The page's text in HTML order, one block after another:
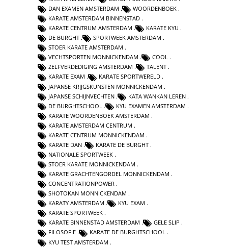
DAN EXAMEN AMSTERDAM
WOORDENBOEK
KARATE AMSTERDAM BINNENSTAD
KARATE CENTRUM AMSTERDAM
KARATE KYU
DE BURGHT
SPORTWEEK AMSTERDAM
STOER KARATE AMSTERDAM
VECHTSPORTEN MONNICKENDAM
COOL
ZELFVERDEDIGING AMSTERDAM
TALENT
KARATE EXAM
KARATE SPORTWERELD
JAPANSE KRIJGSKUNSTEN MONNICKENDAM
JAPANSE SCHIJNVECHTEN
KATA WANKAN LEREN
DE BURGHTSCHOOL
KYU EXAMEN AMSTERDAM
KARATE WOORDENBOEK AMSTERDAM
KARATE AMSTERDAM CENTRUM
KARATE CENTRUM MONNICKENDAM
KARATE DAN
KARATE DE BURGHT
NATIONALE SPORTWEEK
STOER KARATE MONNICKENDAM
KARATE GRACHTENGORDEL MONNICKENDAM
CONCENTRATIONPOWER
SHOTOKAN MONNICKENDAM
KARATY AMSTERDAM
KYU EXAM
KARATE SPORTWEEK
KARATE BINNENSTAD AMSTERDAM
GELE SLIP
FILOSOFIE
KARATE DE BURGHTSCHOOL
KYU TEST AMSTERDAM